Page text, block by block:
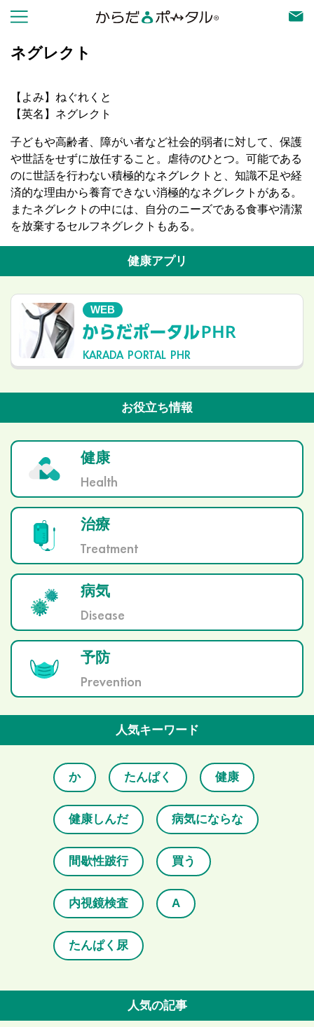
ネグレクト
【よみ】ねぐれくと
【英名】ネグレクト
子どもや高齢者、障がい者など社会的弱者に対して、保護
や世話をせずに放任すること。虐待のひとつ。可能である
のに世話を行わない積極的なネグレクトと、知識不足や経
済的な理由から養育できない消極的なネグレクトがある。
またネグレクトの中には、自分のニーズである食事や清潔
を放棄するセルフネグレクトもある。
健康アプリ
WEB
KARADA PORTAL PHR
お役立ち情報
健康
Health
治療
Treatment
病気
Disease
予防
Prevention
人気キーワード
か たんぱく 健康
健康しんだ 病気にならな
間歇性跛行 買う
内視鏡検査 A
たんぱく尿
人気の記事